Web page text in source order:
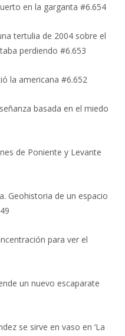
en la garganta #6.654
tertulia de 2004 sobre el
perdiendo #6.653
la americana #6.652
basada en el miedo
de Poniente y Levante
Geohistoria de un espacio
para ver el
un nuevo escaparate
se sirve en vaso en ‘La